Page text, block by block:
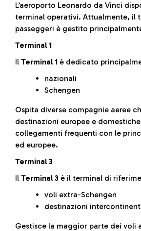
L’aeroporto Leonardo da Vinci
terminal operativi. Attualmente, il
passeggeri è gestito
Terminal 1
Il Terminal 1 è dedicato
nazionali
Schengen
Ospita diverse compagnie aeree
destinazioni europee e
collegamenti frequenti con le
ed europee.
Terminal 3
Il Terminal 3 è il terminal di
voli extra-Schengen
destinazioni
Gestisce la maggior parte dei voli